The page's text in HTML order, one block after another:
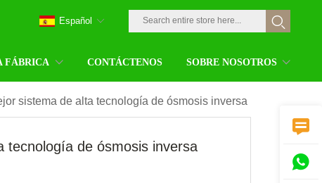
FÁBRICA CONTÁCTENOS SOBRE NOSOTROS
Español
sistema de alta tecnología de ósmosis inversa
tecnología de ósmosis inversa

